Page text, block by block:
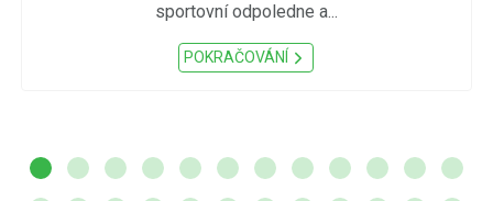
sportovní odpoledne a...
POKRAČOVÁNÍ